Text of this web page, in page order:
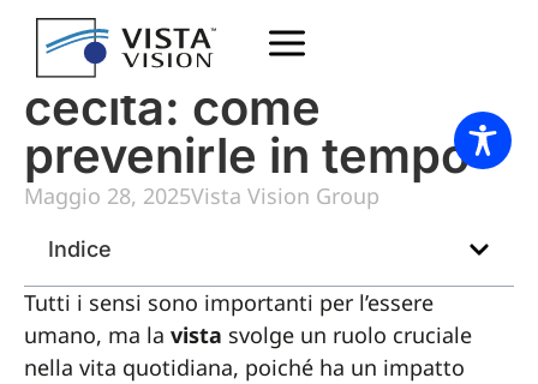
Le principali cause di
cecità: come
prevenirle in tempo
Maggio 28, 2025Vista Vision Group
Indice
Tutti i sensi sono importanti per l’essere
umano, ma la vista svolge un ruolo cruciale
nella vita quotidiana, poiché ha un impatto